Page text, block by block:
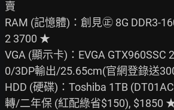
賣
RAM (記憶體)：創見㊣ 8G DDR3-
2 3700 ★
VGA (顯示卡)：EVGA GTX960SSC
0/3DP輸出/25.65cm(官網登錄送
HDD (硬碟)：Toshiba 1TB
轉/二年保 (紅配綠省$150), $1850